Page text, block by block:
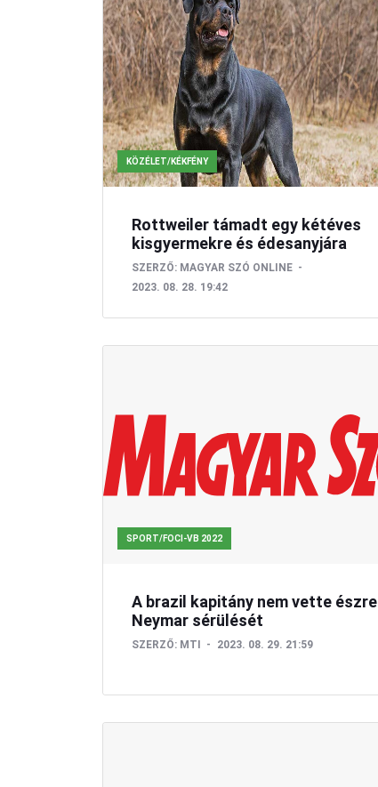
KÖZÉLET/KÉKFÉNY
Rottweiler támadt egy kétéves
kisgyermekre és édesanyjára
SZERZŐ: MAGYAR SZÓ ONLINE
2023. 08. 28. 19:42
SPORT/FOCI-VB 2022
A brazil kapitány nem vette észre
Neymar sérülését
SZERZŐ: MTI 2023. 08. 29. 21:59